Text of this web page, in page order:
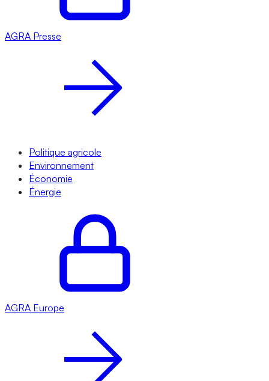
AGRA Presse
Politique agricole
Environnement
Économie
Énergie
AGRA Europe